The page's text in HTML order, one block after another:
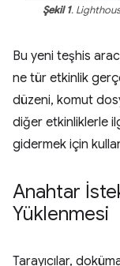
Şekil 1.
Bu yeni teşhis
ne tür etkinlik
düzeni, komut
diğer etkinliklerle
gidermek için
Anahtar
Yüklenmesi
Tarayıcılar,